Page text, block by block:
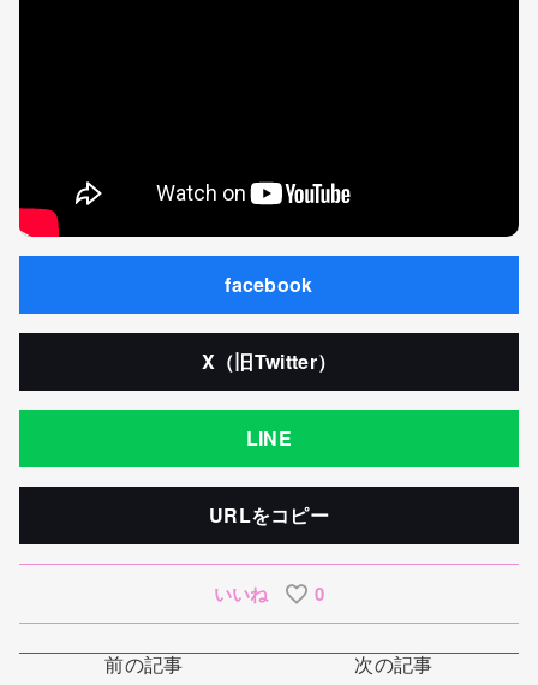
facebook
X（旧Twitter）
LINE
URLをコピー
いいね 0
前の記事 次の記事